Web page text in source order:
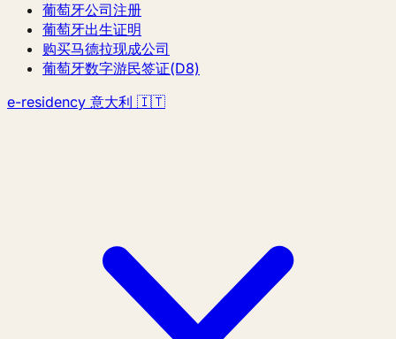
葡萄牙公司注册
葡萄牙出生证明
购买马德拉现成公司
葡萄牙数字游民签证(D8)
e-residency 意大利 🇮🇹